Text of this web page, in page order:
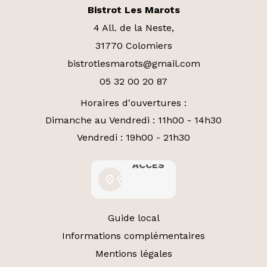
Bistrot Les Marots
4 All. de la Neste,
31770 Colomiers
bistrotlesmarots@gmail.com
05 32 00 20 87
Horaires d'ouvertures :
Dimanche au Vendredi : 11h00 - 14h30
Vendredi : 19h00 - 21h30
location_on location_on
ACCÈS
Guide local
Informations complémentaires
Mentions légales